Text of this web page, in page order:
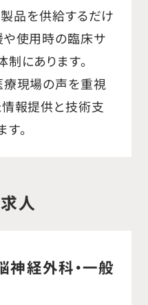
品を供給するだけ
や使用時の臨床サ
にあります。
療現場の声を重視
情報提供と技術支
。
人
経外科・一般